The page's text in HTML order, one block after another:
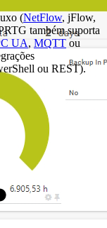
(NetFlow, jFlow,
também suporta
UA, MQTT ou
ou REST).